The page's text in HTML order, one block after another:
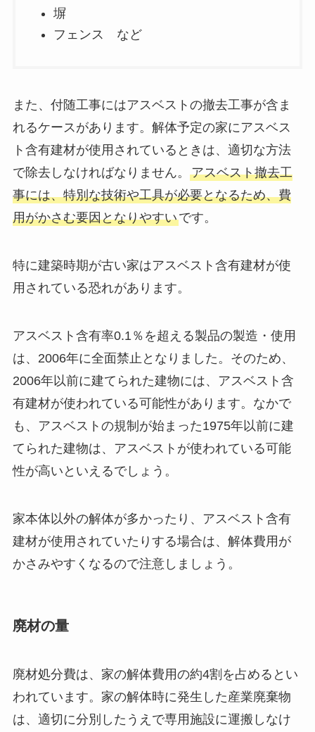
塀
フェンス など
また、付随工事にはアスベストの撤去工事が含ま
れるケースがあります。解体予定の家にアスベス
ト含有建材が使用されているときは、適切な方法
で除去しなければなりません。 アスベスト撤去工
事には、特別な技術や工具が必要となるため、費
用がかさむ要因となりやすいです。
特に建築時期が古い家はアスベスト含有建材が使
用されている恐れがあります。
アスベスト含有率0.1％を超える製品の製造・使用
は、2006年に全面禁止となりました。そのため、
2006年以前に建てられた建物には、アスベスト含
有建材が使われている可能性があります。なかで
も、アスベストの規制が始まった1975年以前に建
てられた建物は、アスベストが使われている可能
性が高いといえるでしょう。
家本体以外の解体が多かったり、アスベスト含有
建材が使用されていたりする場合は、解体費用が
かさみやすくなるので注意しましょう。
廃材の量
廃材処分費は、家の解体費用の約4割を占めるとい
われています。家の解体時に発生した産業廃棄物
は、適切に分別したうえで専用施設に運搬しなけ